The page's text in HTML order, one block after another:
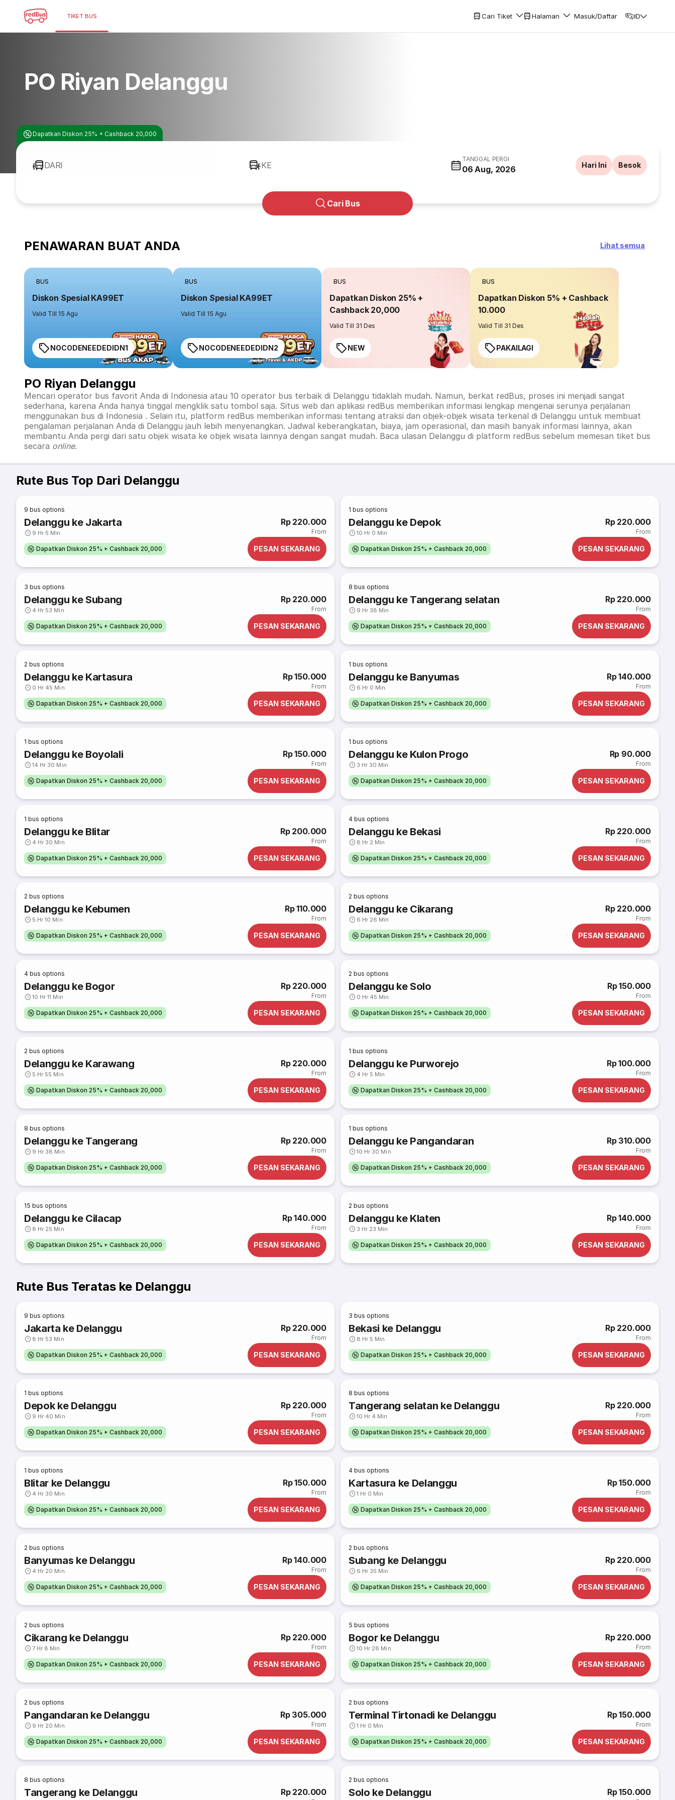
TIKET BUS Cari Tiket Halaman Masuk/Daftar ID
PO Riyan Delanggu
Dapatkan Diskon 25% + Cashback 20,000
DARI KE
TANGGAL PERGI
06 Aug, 2026 Hari Ini Besok
Cari Bus
PENAWARAN BUAT ANDA Lihat semua
BUS
Diskon Spesial KA99ET
Valid Till 15 Agu
NOCODENEEDEDIDN1
BUS
Diskon Spesial KA99ET
Valid Till 15 Agu
NOCODENEEDEDIDN2
BUS
Dapatkan Diskon 25% +
Cashback 20,000
Valid Till 31 Des
NEW
BUS
Dapatkan Diskon 5% + Cashback
10.000
Valid Till 31 Des
PAKAILAGI
PO Riyan Delanggu
Mencari operator bus favorit Anda di Indonesia atau 10 operator bus terbaik di Delanggu tidaklah mudah. Namun, berkat redBus, proses ini menjadi sangat
sederhana, karena Anda hanya tinggal mengklik satu tombol saja. Situs web dan aplikasi redBus memberikan informasi lengkap mengenai serunya perjalanan
menggunakan bus di Indonesia . Selain itu, platform redBus memberikan informasi tentang atraksi dan objek-objek wisata terkenal di Delanggu untuk membuat
pengalaman perjalanan Anda di Delanggu jauh lebih menyenangkan. Jadwal keberangkatan, biaya, jam operasional, dan masih banyak informasi lainnya, akan
membantu Anda pergi dari satu objek wisata ke objek wisata lainnya dengan sangat mudah. Baca ulasan Delanggu di platform redBus sebelum memesan tiket bus
secara online.
Rute Bus Top Dari Delanggu
9 bus options
Delanggu ke Jakarta
9 Hr 5 Min
Rp 220.000
From
Dapatkan Diskon 25% + Cashback 20,000 PESAN SEKARANG
1 bus options
Delanggu ke Depok
10 Hr 0 Min
Rp 220.000
From
Dapatkan Diskon 25% + Cashback 20,000 PESAN SEKARANG
3 bus options
Delanggu ke Subang
4 Hr 53 Min
Rp 220.000
From
Dapatkan Diskon 25% + Cashback 20,000 PESAN SEKARANG
8 bus options
Delanggu ke Tangerang selatan
9 Hr 38 Min
Rp 220.000
From
Dapatkan Diskon 25% + Cashback 20,000 PESAN SEKARANG
2 bus options
Delanggu ke Kartasura
0 Hr 45 Min
Rp 150.000
From
Dapatkan Diskon 25% + Cashback 20,000 PESAN SEKARANG
1 bus options
Delanggu ke Banyumas
6 Hr 0 Min
Rp 140.000
From
Dapatkan Diskon 25% + Cashback 20,000 PESAN SEKARANG
1 bus options
Delanggu ke Boyolali
14 Hr 30 Min
Rp 150.000
From
Dapatkan Diskon 25% + Cashback 20,000 PESAN SEKARANG
1 bus options
Delanggu ke Kulon Progo
3 Hr 30 Min
Rp 90.000
From
Dapatkan Diskon 25% + Cashback 20,000 PESAN SEKARANG
1 bus options
Delanggu ke Blitar
4 Hr 30 Min
Rp 200.000
From
Dapatkan Diskon 25% + Cashback 20,000 PESAN SEKARANG
4 bus options
Delanggu ke Bekasi
8 Hr 2 Min
Rp 220.000
From
Dapatkan Diskon 25% + Cashback 20,000 PESAN SEKARANG
2 bus options
Delanggu ke Kebumen
5 Hr 10 Min
Rp 110.000
From
Dapatkan Diskon 25% + Cashback 20,000 PESAN SEKARANG
2 bus options
Delanggu ke Cikarang
6 Hr 26 Min
Rp 220.000
From
Dapatkan Diskon 25% + Cashback 20,000 PESAN SEKARANG
4 bus options
Delanggu ke Bogor
10 Hr 11 Min
Rp 220.000
From
Dapatkan Diskon 25% + Cashback 20,000 PESAN SEKARANG
2 bus options
Delanggu ke Solo
0 Hr 45 Min
Rp 150.000
From
Dapatkan Diskon 25% + Cashback 20,000 PESAN SEKARANG
2 bus options
Delanggu ke Karawang
5 Hr 55 Min
Rp 220.000
From
Dapatkan Diskon 25% + Cashback 20,000 PESAN SEKARANG
1 bus options
Delanggu ke Purworejo
4 Hr 5 Min
Rp 100.000
From
Dapatkan Diskon 25% + Cashback 20,000 PESAN SEKARANG
8 bus options
Delanggu ke Tangerang
9 Hr 38 Min
Rp 220.000
From
Dapatkan Diskon 25% + Cashback 20,000 PESAN SEKARANG
1 bus options
Delanggu ke Pangandaran
10 Hr 30 Min
Rp 310.000
From
Dapatkan Diskon 25% + Cashback 20,000 PESAN SEKARANG
15 bus options
Delanggu ke Cilacap
8 Hr 25 Min
Rp 140.000
From
Dapatkan Diskon 25% + Cashback 20,000 PESAN SEKARANG
2 bus options
Delanggu ke Klaten
3 Hr 23 Min
Rp 140.000
From
Dapatkan Diskon 25% + Cashback 20,000 PESAN SEKARANG
Rute Bus Teratas ke Delanggu
9 bus options
Jakarta ke Delanggu
8 Hr 53 Min
Rp 220.000
From
Dapatkan Diskon 25% + Cashback 20,000 PESAN SEKARANG
3 bus options
Bekasi ke Delanggu
8 Hr 5 Min
Rp 220.000
From
Dapatkan Diskon 25% + Cashback 20,000 PESAN SEKARANG
1 bus options
Depok ke Delanggu
9 Hr 40 Min
Rp 220.000
From
Dapatkan Diskon 25% + Cashback 20,000 PESAN SEKARANG
8 bus options
Tangerang selatan ke Delanggu
10 Hr 4 Min
Rp 220.000
From
Dapatkan Diskon 25% + Cashback 20,000 PESAN SEKARANG
1 bus options
Blitar ke Delanggu
4 Hr 30 Min
Rp 150.000
From
Dapatkan Diskon 25% + Cashback 20,000 PESAN SEKARANG
4 bus options
Kartasura ke Delanggu
1 Hr 0 Min
Rp 150.000
From
Dapatkan Diskon 25% + Cashback 20,000 PESAN SEKARANG
2 bus options
Banyumas ke Delanggu
4 Hr 20 Min
Rp 140.000
From
Dapatkan Diskon 25% + Cashback 20,000 PESAN SEKARANG
2 bus options
Subang ke Delanggu
6 Hr 35 Min
Rp 220.000
From
Dapatkan Diskon 25% + Cashback 20,000 PESAN SEKARANG
2 bus options
Cikarang ke Delanggu
7 Hr 8 Min
Rp 220.000
From
Dapatkan Diskon 25% + Cashback 20,000 PESAN SEKARANG
5 bus options
Bogor ke Delanggu
10 Hr 28 Min
Rp 220.000
From
Dapatkan Diskon 25% + Cashback 20,000 PESAN SEKARANG
2 bus options
Pangandaran ke Delanggu
9 Hr 20 Min
Rp 305.000
From
Dapatkan Diskon 25% + Cashback 20,000 PESAN SEKARANG
2 bus options
Terminal Tirtonadi ke Delanggu
1 Hr 0 Min
Rp 150.000
From
Dapatkan Diskon 25% + Cashback 20,000 PESAN SEKARANG
8 bus options
Tangerang ke Delanggu Rp 220.000
2 bus options
Solo ke Delanggu Rp 150.000